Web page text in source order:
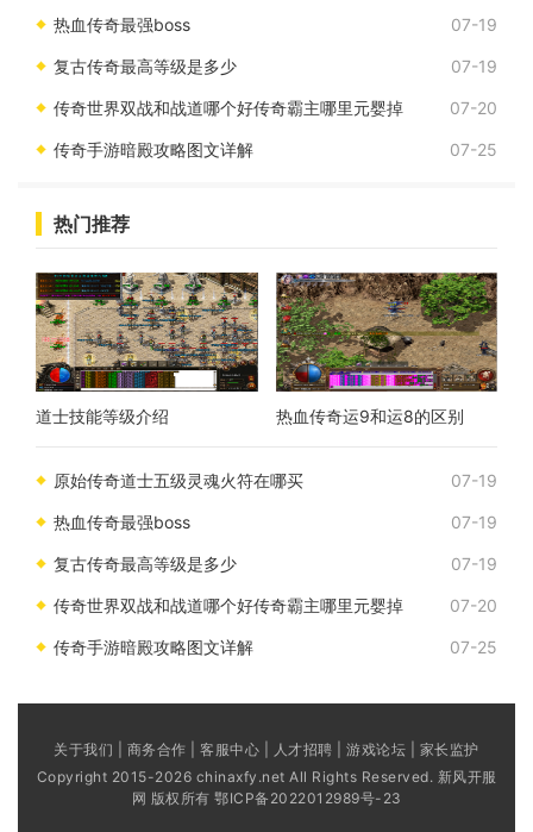
热血传奇最强boss 07-19
复古传奇最高等级是多少 07-19
传奇世界双战和战道哪个好传奇霸主哪里元婴掉 07-20
传奇手游暗殿攻略图文详解 07-25
热门推荐
道士技能等级介绍 热血传奇运9和运8的区别
原始传奇道士五级灵魂火符在哪买 07-19
热血传奇最强boss 07-19
复古传奇最高等级是多少 07-19
传奇世界双战和战道哪个好传奇霸主哪里元婴掉 07-20
传奇手游暗殿攻略图文详解 07-25
关于我们 | 商务合作 | 客服中心 | 人才招聘 | 游戏论坛 | 家长监护
Copyright 2015-2026 chinaxfy.net All Rights Reserved. 新风开服
网 版权所有 鄂ICP备2022012989号-23